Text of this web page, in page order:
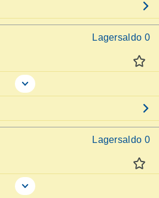
Lagersaldo 0
Lagersaldo 0